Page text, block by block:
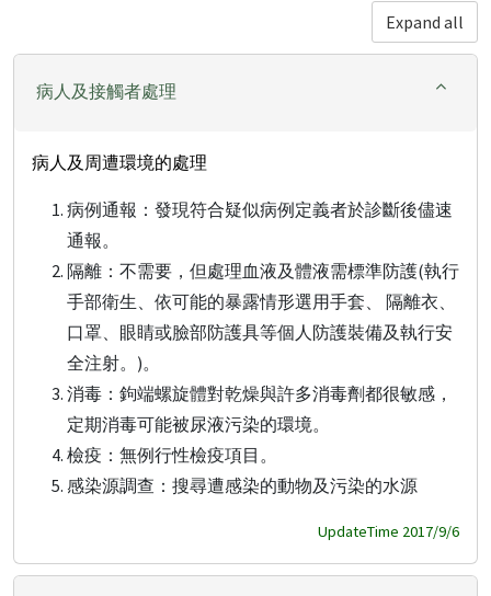
Expand all
病人及接觸者處理
病人及周遭環境的處理
病例通報：發現符合疑似病例定義者於診斷後儘速
通報。
隔離：不需要，但處理血液及體液需標準防護(執行
手部衛生、依可能的暴露情形選用手套、 隔離衣、
口罩、眼睛或臉部防護具等個人防護裝備及執行安
全注射。)。
消毒：鉤端螺旋體對乾燥與許多消毒劑都很敏感，
定期消毒可能被尿液污染的環境。
檢疫：無例行性檢疫項目。
感染源調查：搜尋遭感染的動物及污染的水源
UpdateTime 2017/9/6